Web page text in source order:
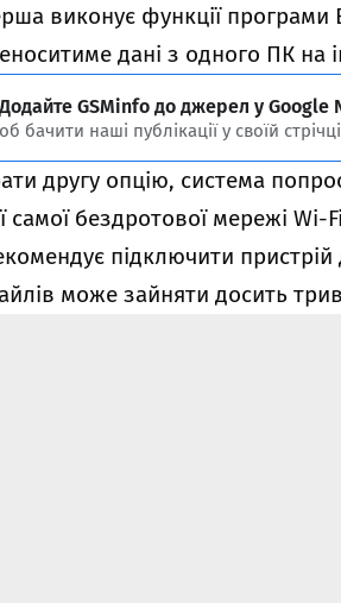
виконує функції програми
дані з одного ПК на
Додайте GSMinfo до джерел у Google
бачити наші публікації у своїй
другу опцію, система
самої бездротової мережі
підключити
може зайняти досить